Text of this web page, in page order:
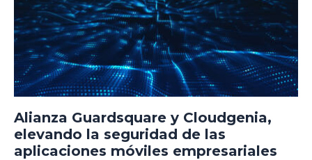
Alianza Guardsquare y Cloudgenia,
elevando la seguridad de las
aplicaciones móviles empresariales